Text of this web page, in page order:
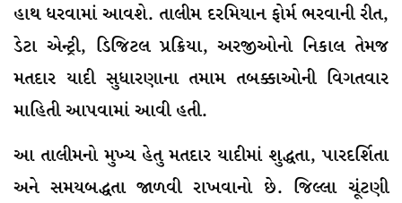
હાથ ધરવામાં આવશે. તાલીમ દરમિયાન ફોર્મ ભરવાની રીત,
ડેટા એન્ટ્રી, ડિજિટલ પ્રક્રિયા, અરજીઓનો નિકાલ તેમજ
મતદાર યાદી સુધારણાના તમામ તબક્કાઓની વિગતવાર
માહિતી આપવામાં આવી હતી.
આ તાલીમનો મુખ્ય હેતુ મતદાર યાદીમાં શુદ્ધતા, પારદર્શિતા
અને સમયબદ્ધતા જાળવી રાખવાનો છે. જિલ્લા ચૂંટણી